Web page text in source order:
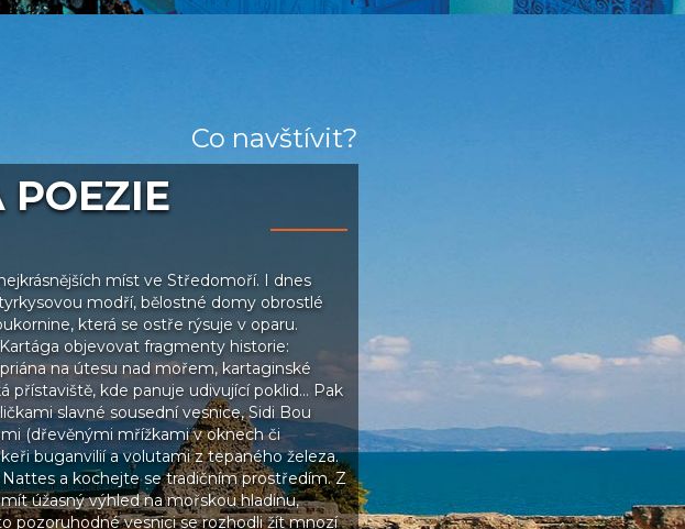
Co navštívit?
POEZIE
míst ve Středomoří. I dnes
modří, bělostné domy obrostlé
která se ostře rýsuje v oparu.
objevovat fragmenty historie:
na útesu nad mořem, kartaginské
přístaviště, kde panuje udivující poklid… Pak
slavné sousední vesnice, Sidi Bou
(dřevěnými mřížkami v oknech či
buganvilií a volutami z tepaného železa.
a kochejte se tradičním prostředím. Z
úžasný výhled na mořskou hladinu,
pozoruhodné vesnici se rozhodli žít mnozí